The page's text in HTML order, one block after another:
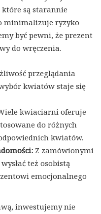
które są starannie
minimalizuje ryzyko
być pewni, że prezent
do wręczenia.
przeglądania
kwiatów staje się
kwiaciarni oferuje
do różnych
kwiatów.
Z zamówionymi
też osobistą
emocjonalnego
inwestujemy nie